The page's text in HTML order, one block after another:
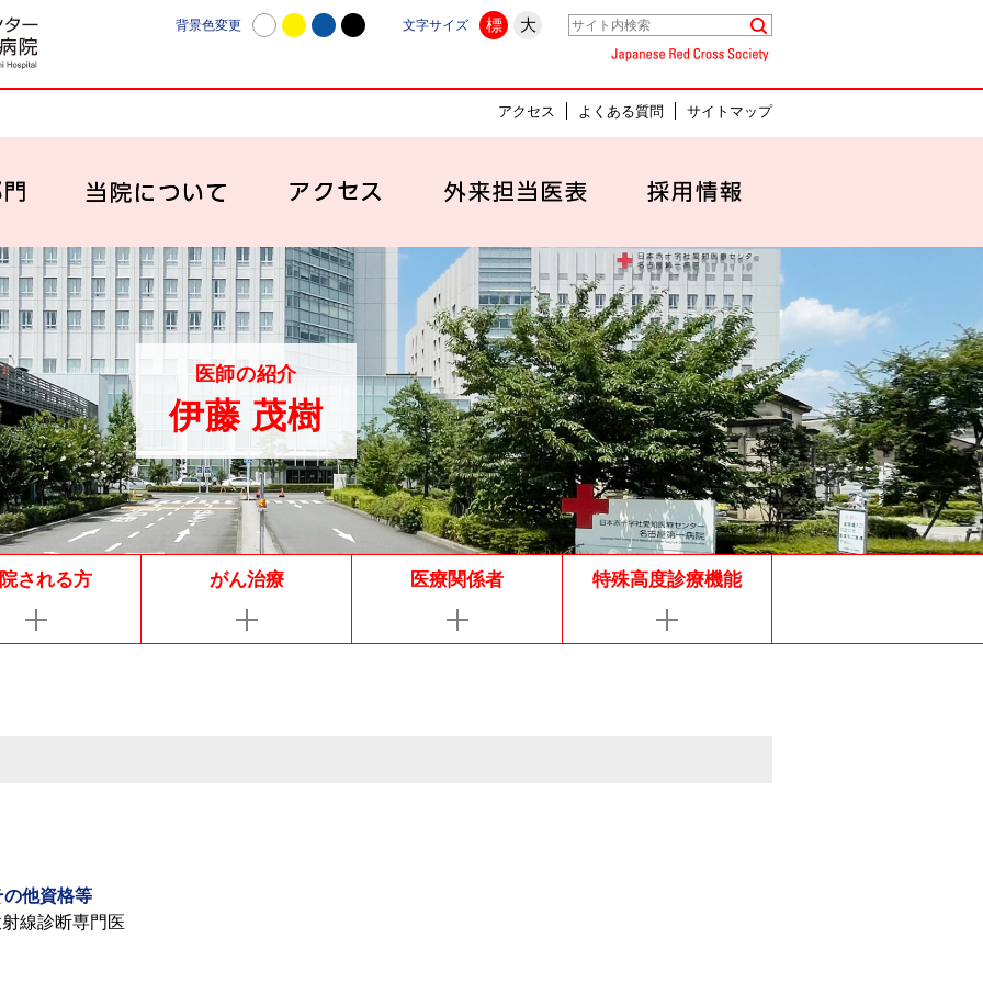
日本赤十字社愛知医療センター名古屋第一病院 | 愛知県名古屋市中村区
背景色変更 文字サイズ 標 大
アクセス よくある質問 サイトマップ
診療科・部門 当院について アクセス 外来担当医表
医師の紹介
伊藤 茂樹
される方 がん治療 医療関係者 特殊高度診療機能
他資格等
線診断専門医